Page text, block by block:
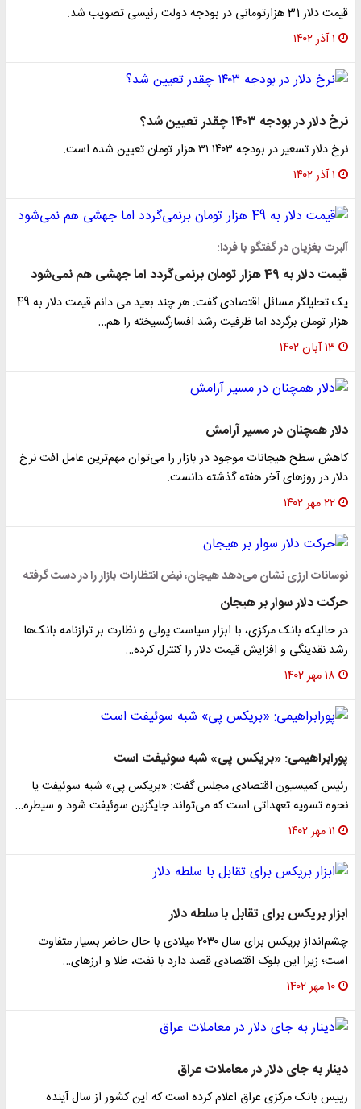
قیمت دلار 31 هزارتومانی در بودجه دولت رئیسی تصویب شد.
۱ آذر ۱۴۰۲
نرخ دلار در بودجه ۱۴۰۳ چقدر تعیین شد؟
نرخ دلار تسعیر در بودجه ۱۴۰۳ ۳۱ هزار تومان تعیین شده است.
۱ آذر ۱۴۰۲
آلبرت بغزیان در گفتگو با فردا:
قیمت دلار به 49 هزار تومان برنمی‌گردد اما جهشی هم نمی‌شود
یک تحلیلگر مسائل اقتصادی گفت: هر چند بعید می دانم قیمت دلار به 49
هزار تومان برگردد اما ظرفیت رشد افسارگسیخته را هم…
۱۳ آبان ۱۴۰۲
دلار همچنان در مسیر آرامش
کاهش سطح هیجانات موجود در بازار را می‌توان مهم‌ترین عامل افت نرخ
دلار در روز‌های آخر هفته گذشته دانست.
۲۲ مهر ۱۴۰۲
نوسانات ارزی نشان می‌دهد هیجان، نبض انتظارات بازار را در دست گرفته
حرکت دلار سوار بر هیجان
در حالیکه بانک مرکزی، با ابزار سیاست پولی و نظارت بر ترازنامه بانک‌ها
رشد نقدینگی و افزایش قیمت دلار را کنترل کرده…
۱۸ مهر ۱۴۰۲
پورابراهیمی: «بریکس پی» شبه سوئیفت است
رئیس کمیسیون اقتصادی مجلس گفت: «بریکس پی» شبه سوئیفت یا
نحوه تسویه تعهداتی است که می‌تواند جایگزین سوئیفت شود و سیطره…
۱۱ مهر ۱۴۰۲
ابزار بریکس برای تقابل با سلطه دلار
چشم‌انداز بریکس برای سال ۲۰۳۰ میلادی با حال حاضر بسیار متفاوت
است؛ زیرا این بلوک اقتصادی قصد دارد با نفت، طلا و ارزهای…
۱۰ مهر ۱۴۰۲
دینار به جای دلار در معاملات عراق
رییس بانک مرکزی عراق اعلام کرده است که این کشور از سال آینده